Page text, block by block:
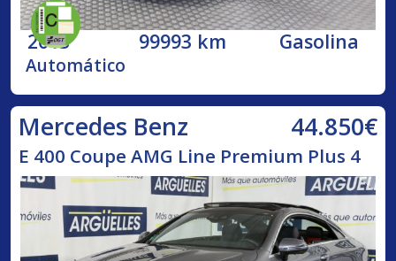
2013 99993 km Gasolina
Automático
Mercedes Benz 44.850€
E 400 Coupe AMG Line Premium Plus 4